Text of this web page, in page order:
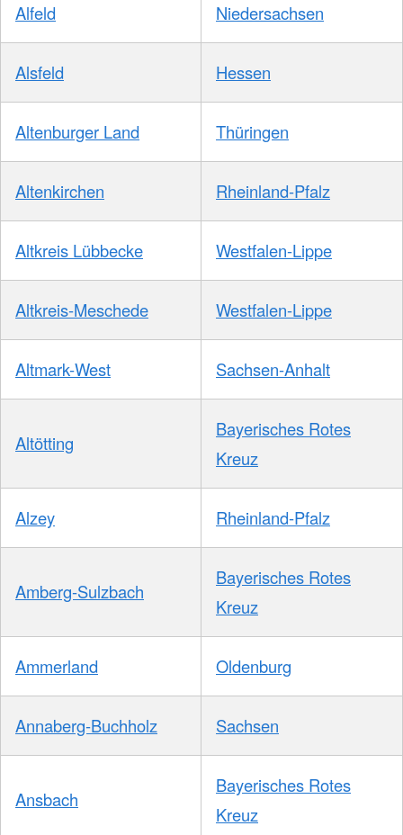
Alfeld Niedersachsen
Alsfeld Hessen
Altenburger Land Thüringen
Altenkirchen Rheinland-Pfalz
Altkreis Lübbecke Westfalen-Lippe
Altkreis-Meschede Westfalen-Lippe
Altmark-West Sachsen-Anhalt
Altötting
Bayerisches Rotes
Kreuz
Alzey Rheinland-Pfalz
Amberg-Sulzbach
Bayerisches Rotes
Kreuz
Ammerland Oldenburg
Annaberg-Buchholz Sachsen
Ansbach
Bayerisches Rotes
Kreuz